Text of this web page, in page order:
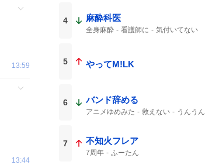
13:59
13:44
4 麻酔科医
全身麻酔 看護師に 気付いてない
5 やってM!LK
6 バンド辞める
アニメゆめみた 救えない うんうん
7 不知火フレア
7周年 ふーたん